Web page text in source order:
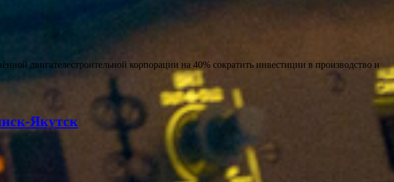
двигателестроительной корпорации на 40% сократить инвестиции в производство и
Якутск